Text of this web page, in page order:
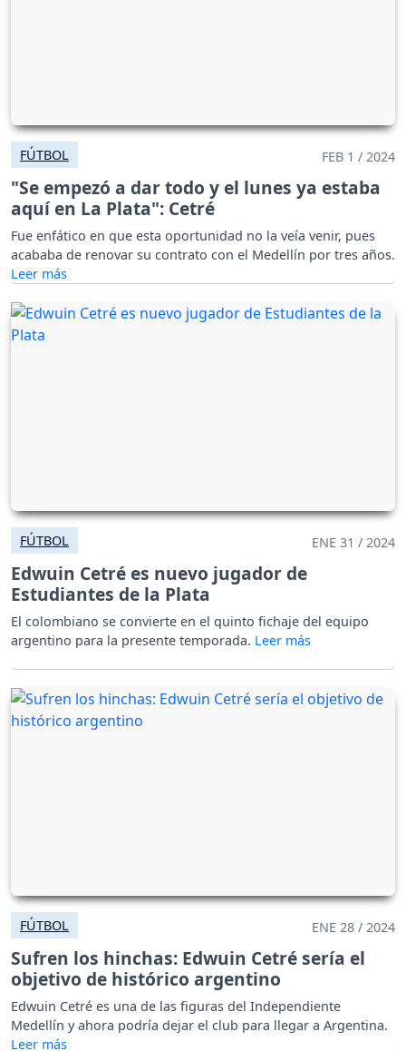
FÚTBOL FEB 1 / 2024
"Se empezó a dar todo y el lunes ya estaba
aquí en La Plata": Cetré
Fue enfático en que esta oportunidad no la veía venir, pues
acababa de renovar su contrato con el Medellín por tres años.
FÚTBOL ENE 31 / 2024
Edwuin Cetré es nuevo jugador de
Estudiantes de la Plata
El colombiano se convierte en el quinto fichaje del equipo
argentino para la presente temporada.
FÚTBOL ENE 28 / 2024
Sufren los hinchas: Edwuin Cetré sería el
objetivo de histórico argentino
Edwuin Cetré es una de las figuras del Independiente
Medellín y ahora podría dejar el club para llegar a Argentina.